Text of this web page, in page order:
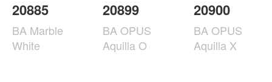
20885
BA Marble
White
20899
BA OPUS
Aquilla O
20900
BA OPUS
Aquilla X